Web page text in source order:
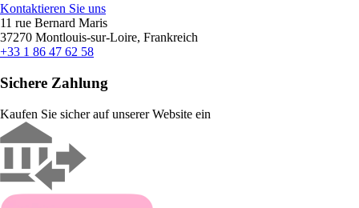
Kontaktieren Sie uns
11 rue Bernard Maris
37270 Montlouis-sur-Loire, Frankreich
+33 1 86 47 62 58
Sichere Zahlung
Kaufen Sie sicher auf unserer Website ein